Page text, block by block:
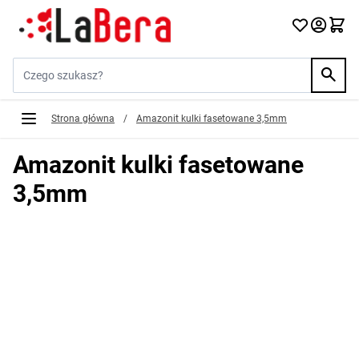
Przejdź do treści
Strona główna / Amazonit kulki fasetowane 3,5mm
Amazonit kulki fasetowane
3,5mm